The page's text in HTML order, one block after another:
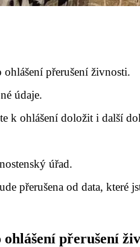
ohlášení přerušení živnosti.
údaje.
k ohlášení doložit i další
úřad.
přerušena od data, které
přerušení